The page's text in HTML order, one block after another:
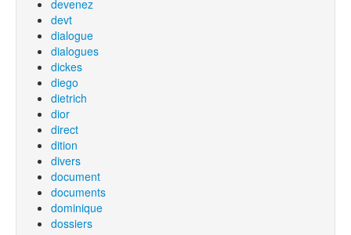
devenez
devt
dialogue
dialogues
dickes
diego
dietrich
dior
direct
dition
divers
document
documents
dominique
dossiers